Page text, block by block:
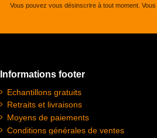
Vous pouvez vous désinscrire à tout moment.
Informations footer
Echantillons gratuits
Retraits et livraisons
Moyens de paiements
Conditions générales de ventes